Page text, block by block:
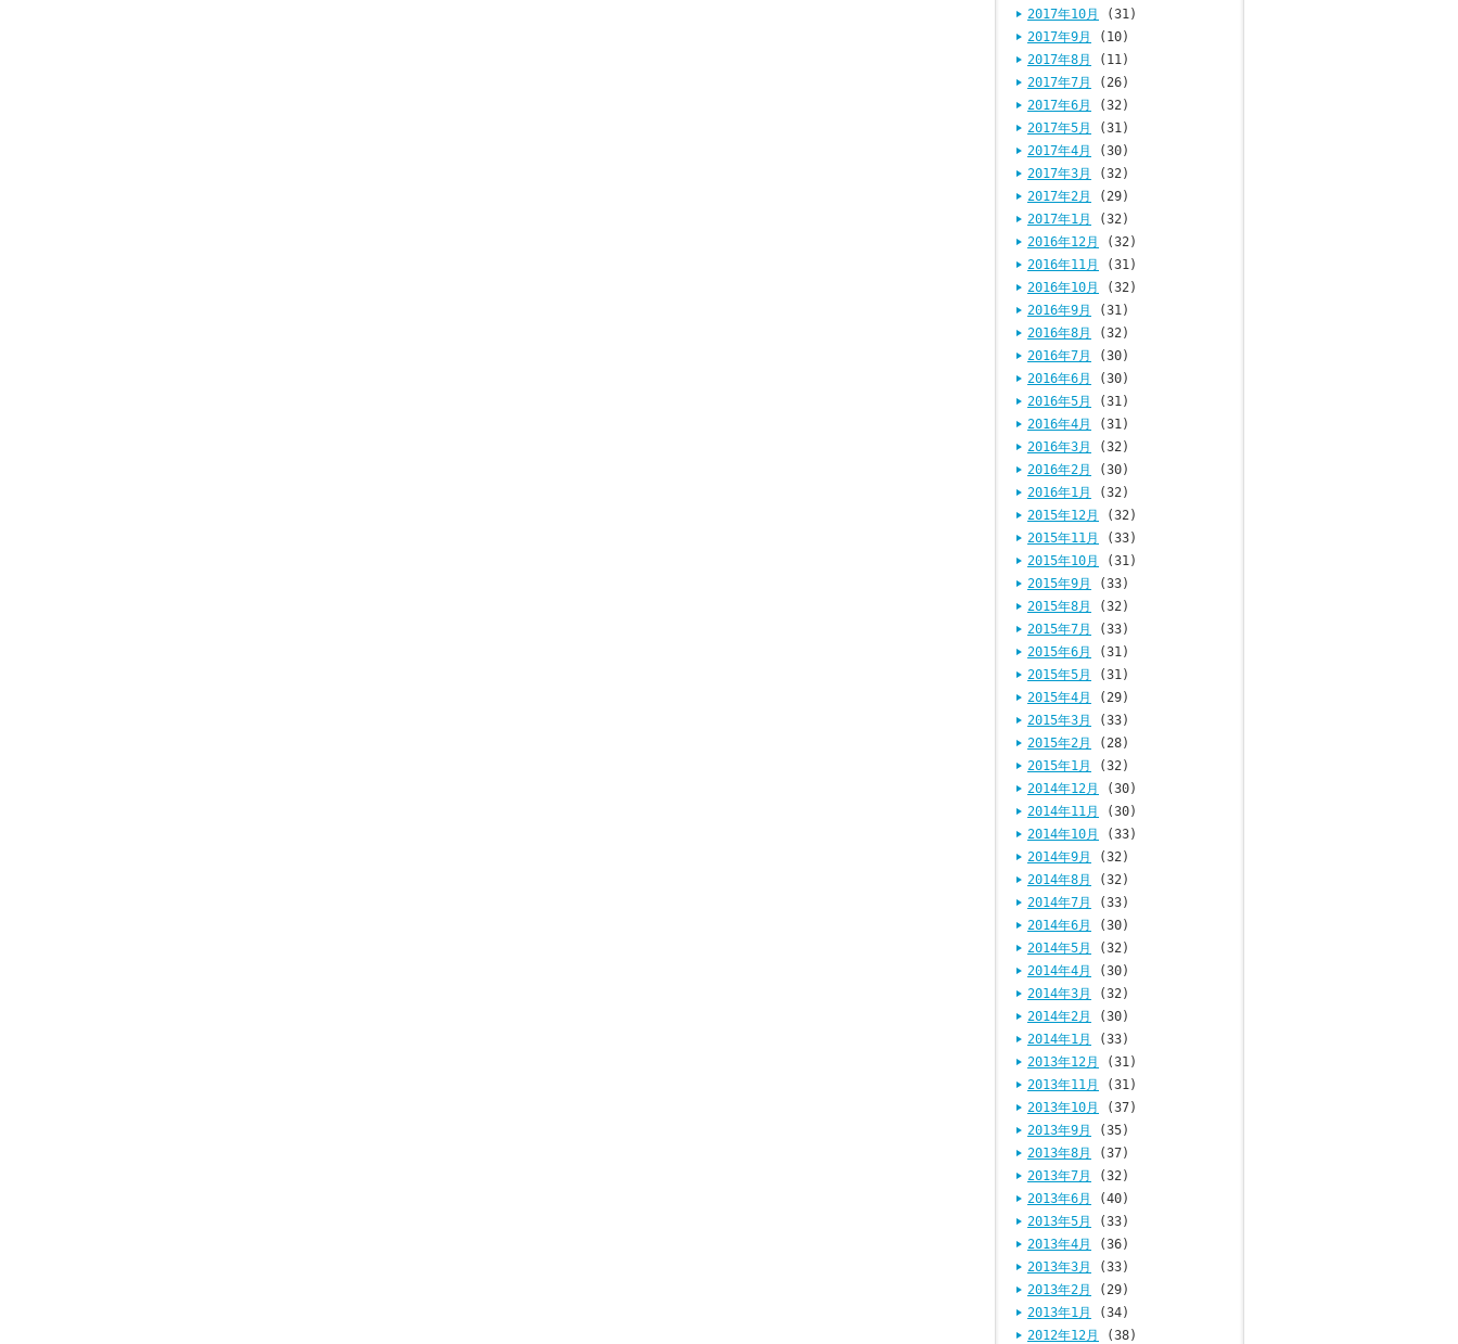
2017年10月
(31)
2017年9月
(10)
2017年8月
(11)
2017年7月
(26)
2017年6月
(32)
2017年5月
(31)
2017年4月
(30)
2017年3月
(32)
2017年2月
(29)
2017年1月
(32)
2016年12月
(32)
2016年11月
(31)
2016年10月
(32)
2016年9月
(31)
2016年8月
(32)
2016年7月
(30)
2016年6月
(30)
2016年5月
(31)
2016年4月
(31)
2016年3月
(32)
2016年2月
(30)
2016年1月
(32)
2015年12月
(32)
2015年11月
(33)
2015年10月
(31)
2015年9月
(33)
2015年8月
(32)
2015年7月
(33)
2015年6月
(31)
2015年5月
(31)
2015年4月
(29)
2015年3月
(33)
2015年2月
(28)
2015年1月
(32)
2014年12月
(30)
2014年11月
(30)
2014年10月
(33)
2014年9月
(32)
2014年8月
(32)
2014年7月
(33)
2014年6月
(30)
2014年5月
(32)
2014年4月
(30)
2014年3月
(32)
2014年2月
(30)
2014年1月
(33)
2013年12月
(31)
2013年11月
(31)
2013年10月
(37)
2013年9月
(35)
2013年8月
(37)
2013年7月
(32)
2013年6月
(40)
2013年5月
(33)
2013年4月
(36)
2013年3月
(33)
2013年2月
(29)
2013年1月
(34)
2012年12月
(38)